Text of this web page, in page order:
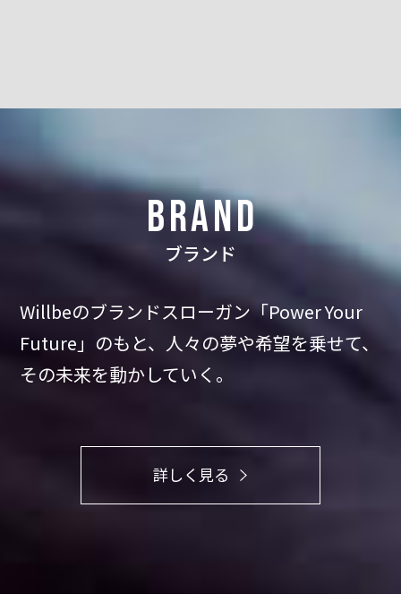
BRAND
ブランド
Willbeのブランドスローガン「Power Your
Future」のもと、 人々の夢や希望を乗せて、
その未来を動かしていく。
詳しく見る